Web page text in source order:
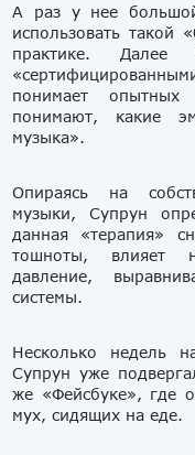
А раз у нее
использовать такой
практике.
понимает опытных
понимают, какие
музыка».
Опираясь на
музыки, Супрун
данная «терапия»
тошноты, влияет
давление,
системы.
Несколько недель
Супрун уже
же «Фейсбуке», где
мух, сидящих на еде.